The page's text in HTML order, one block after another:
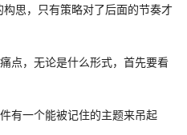
思，只有策略对了后面的节奏才
点，无论是什么形式，首先要看
有一个能被记住的主题来吊起